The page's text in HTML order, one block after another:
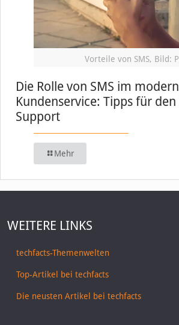
Vorteile von SMS, Bild:
Die Rolle von SMS im
Kundenservice: Tipps für
Support
Mehr
WEITERE LINKS
techfacts-Themenwelten
Top-Artikel bei techfacts
Die neusten Artikel bei techfacts